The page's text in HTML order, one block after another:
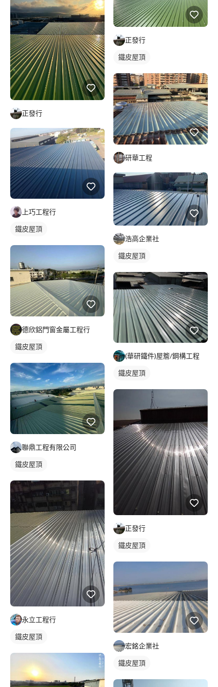
正發行
上巧工程行
鐵皮屋頂
德欣鋁門窗金屬工程行
鐵皮屋頂
聯鼎工程有限公司
鐵皮屋頂
永立工程行
鐵皮屋頂
正發行
鐵皮屋頂
研華工程
浩高企業社
鐵皮屋頂
(華研鐵件)屋簷/鋼構工程
鐵皮屋頂
正發行
鐵皮屋頂
宏銘企業社
鐵皮屋頂